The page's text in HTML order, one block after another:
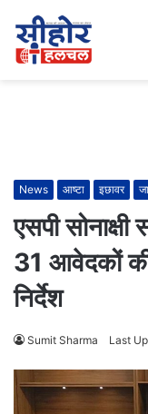
News आष्टा इछावर
एसपी
31 आवेदकों की
निर्देश
Sumit Sharma Last